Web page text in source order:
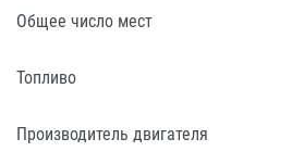
Общее число мест
Топливо
Производитель двигателя